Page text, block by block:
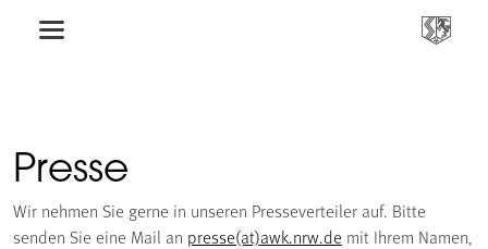
Presse
Wir nehmen Sie gerne in unseren Presseverteiler auf. Bitte
senden Sie eine Mail an presse(at)awk.nrw.de mit Ihrem Namen,